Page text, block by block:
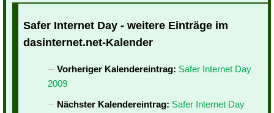
Safer Internet Day - weitere Einträge im
dasinternet.net-Kalender
Vorheriger Kalendereintrag: Safer Internet Day
2009
Nächster Kalendereintrag: Safer Internet Day